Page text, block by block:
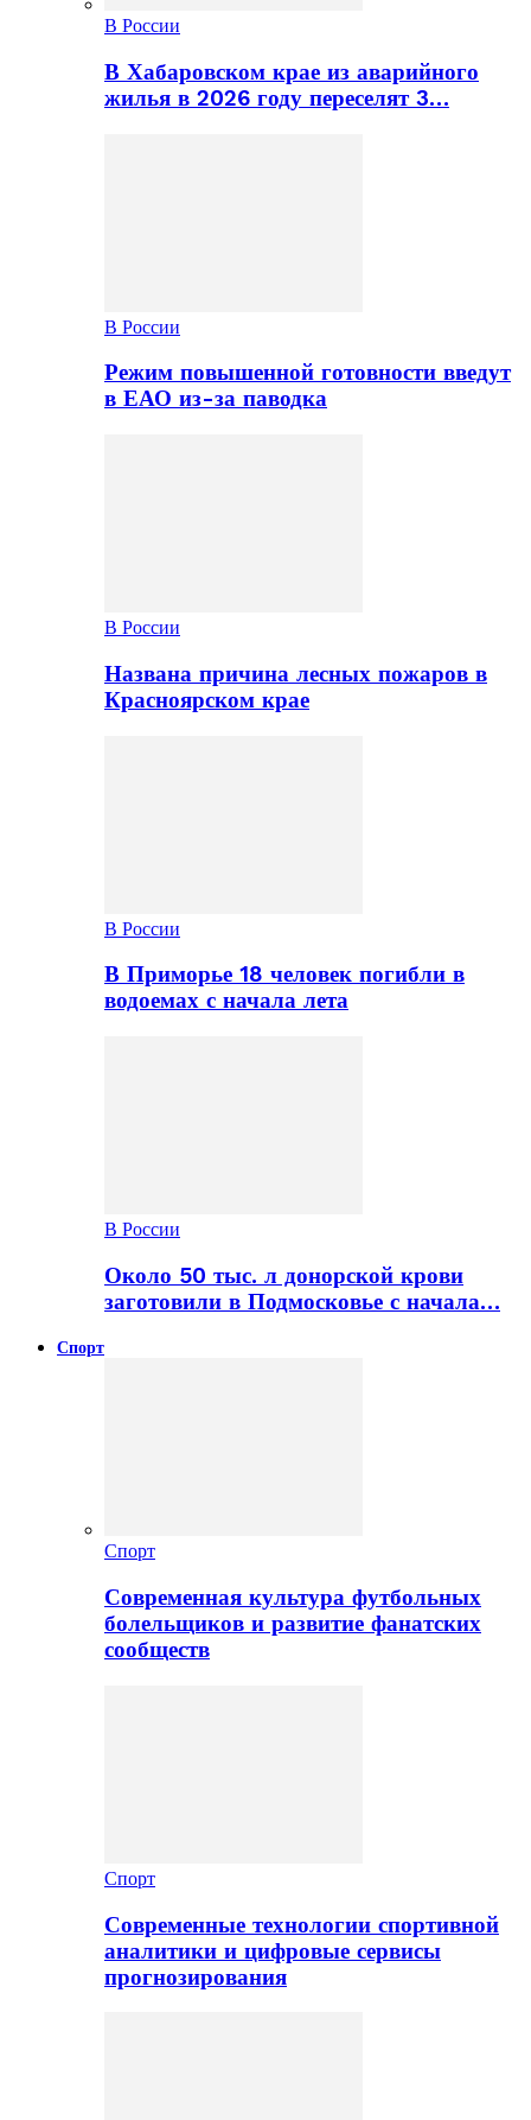
В России
В Хабаровском крае из аварийного
жилья в 2026 году переселят 3…
В России
Режим повышенной готовности введут
в ЕАО из-за паводка
В России
Названа причина лесных пожаров в
Красноярском крае
В России
В Приморье 18 человек погибли в
водоемах с начала лета
В России
Около 50 тыс. л донорской крови
заготовили в Подмосковье с начала…
Спорт
Спорт
Современная культура футбольных
болельщиков и развитие фанатских
сообществ
Спорт
Современные технологии спортивной
аналитики и цифровые сервисы
прогнозирования